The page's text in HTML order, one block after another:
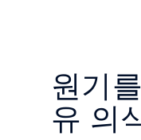
원기
유 의